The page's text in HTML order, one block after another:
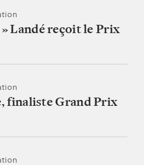
Landé reçoit le Prix
finaliste Grand Prix